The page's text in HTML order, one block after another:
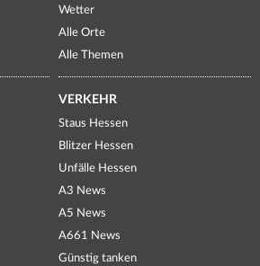
Wetter
Alle Orte
Alle Themen
VERKEHR
Staus Hessen
Blitzer Hessen
Unfälle Hessen
A3 News
A5 News
A661 News
Günstig tanken